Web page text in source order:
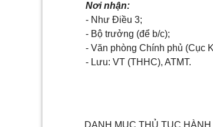
Nơi nhận:
- Như Điều 3;
- Bộ trưởng (để b/c);
- Văn phòng Chính phủ (Cục
- Lưu: VT (THHC), ATMT.
DANH MỤC THỦ TỤC